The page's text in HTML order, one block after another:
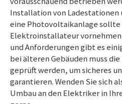
Installation von Ladestationen
eine Photovoltaikanlage
Elektroinstallateur
und Anforderungen gibt es
bei älteren Gebäuden muss
geprüft werden, um sicheres
garantieren. Wenden Sie sich
Umbau an den Elektriker in